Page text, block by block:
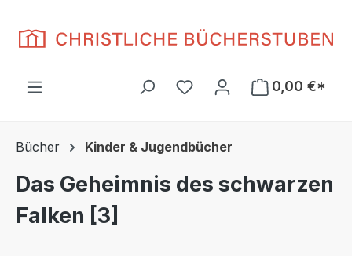
Du hast 0 Produkte auf
0,00 €*
Bücher Kinder & Jugendbücher
Das Geheimnis des schwarzen
Falken [3]